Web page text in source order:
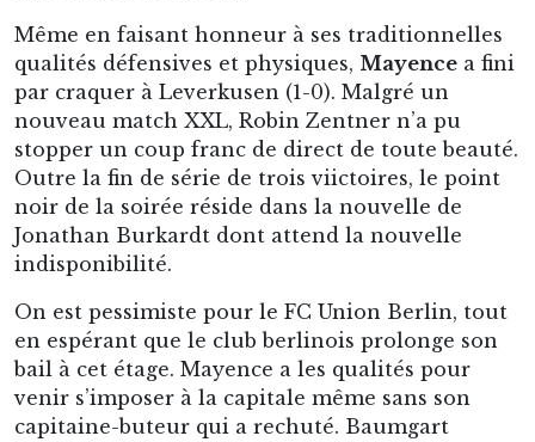
Même en faisant honneur à ses traditionnelles
qualités défensives et physiques, Mayence a fini
par craquer à Leverkusen (1-0). Malgré un
nouveau match XXL, Robin Zentner n’a pu
stopper un coup franc de direct de toute beauté.
Outre la fin de série de trois viictoires, le point
noir de la soirée réside dans la nouvelle de
Jonathan Burkardt dont attend la nouvelle
indisponibilité.
On est pessimiste pour le FC Union Berlin, tout
en espérant que le club berlinois prolonge son
bail à cet étage. Mayence a les qualités pour
venir s’imposer à la capitale même sans son
capitaine-buteur qui a rechuté. Baumgart